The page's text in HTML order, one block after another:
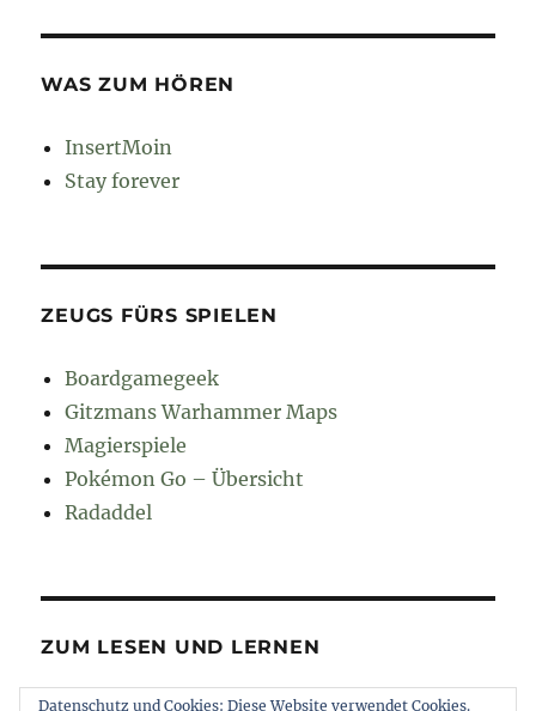
WAS ZUM HÖREN
InsertMoin
Stay forever
ZEUGS FÜRS SPIELEN
Boardgamegeek
Gitzmans Warhammer Maps
Magierspiele
Pokémon Go – Übersicht
Radaddel
ZUM LESEN UND LERNEN
Datenschutz und Cookies: Diese Website verwendet Cookies.